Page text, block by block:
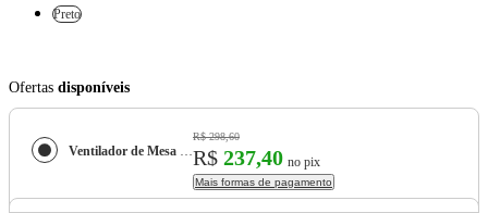
Preto
Ofertas disponíveis
Ventilador de Mesa Mondial VTX-50-8P Preto - 50 cm
R$ 298,60
R$ 237,40 no pix
Mais formas de pagamento